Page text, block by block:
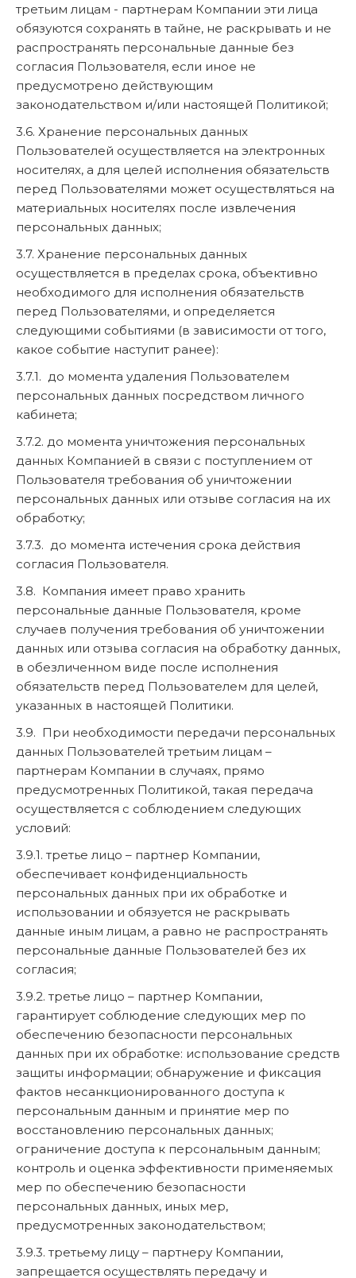
третьим лицам - партнерам Компании эти лица
обязуются сохранять в тайне, не раскрывать и не
распространять персональные данные без
согласия Пользователя, если иное не
предусмотрено действующим
законодательством и/или настоящей Политикой;
3.6. Хранение персональных данных
Пользователей осуществляется на электронных
носителях, а для целей исполнения обязательств
перед Пользователями может осуществляться на
материальных носителях после извлечения
персональных данных;
3.7. Хранение персональных данных
осуществляется в пределах срока, объективно
необходимого для исполнения обязательств
перед Пользователями, и определяется
следующими событиями (в зависимости от того,
какое событие наступит ранее):
3.7.1. до момента удаления Пользователем
персональных данных посредством личного
кабинета;
3.7.2. до момента уничтожения персональных
данных Компанией в связи с поступлением от
Пользователя требования об уничтожении
персональных данных или отзыве согласия на их
обработку;
3.7.3. до момента истечения срока действия
согласия Пользователя.
3.8. Компания имеет право хранить
персональные данные Пользователя, кроме
случаев получения требования об уничтожении
данных или отзыва согласия на обработку данных,
в обезличенном виде после исполнения
обязательств перед Пользователем для целей,
указанных в настоящей Политики.
3.9. При необходимости передачи персональных
данных Пользователей третьим лицам –
партнерам Компании в случаях, прямо
предусмотренных Политикой, такая передача
осуществляется с соблюдением следующих
условий:
3.9.1. третье лицо – партнер Компании,
обеспечивает конфиденциальность
персональных данных при их обработке и
использовании и обязуется не раскрывать
данные иным лицам, а равно не распространять
персональные данные Пользователей без их
согласия;
3.9.2. третье лицо – партнер Компании,
гарантирует соблюдение следующих мер по
обеспечению безопасности персональных
данных при их обработке: использование средств
защиты информации; обнаружение и фиксация
фактов несанкционированного доступа к
персональным данным и принятие мер по
восстановлению персональных данных;
ограничение доступа к персональным данным;
контроль и оценка эффективности применяемых
мер по обеспечению безопасности
персональных данных, иных мер,
предусмотренных законодательством;
3.9.3. третьему лицу – партнеру Компании,
запрещается осуществлять передачу и